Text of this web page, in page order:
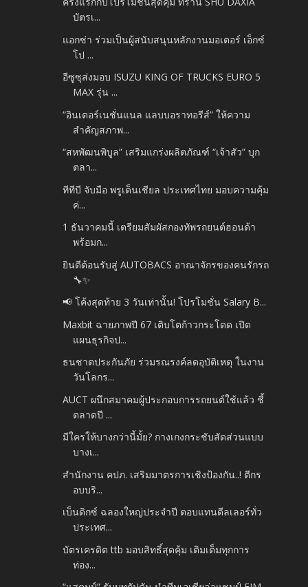
บัตรเ...
แอกซ่า ร่วมเป็นผู้สนับสนุนหลักงานมอเตอร์ เอ็กซ์
โป ...
อีซูซุส่งมอบ ISUZU KING OF TRUCKS EURO 5
MAX รุ่น ...
“อินเตอร์เนชั่นแนล แลบบอราทอรีส์” ให้ความ
สำคัญสภาพ...
“สหพัฒนพิบูล” เสริมแกร่งผลิตภัณฑ์ “เจ้าสัว” บุก
ตลา...
ทีทีบี จับมือ พรูเด็นเชียล ประเทศไทย มอบความคุ้ม
ค่...
1 ธันวาคมนี้ เตรียมสัมผัสกองทัพรถยนต์ฮอนด้า
พร้อมก...
ยินดีต้อนรับสู่ AUTOBACS อาณาจักรของคนรักรถ
🔧✨
📢 โค้งสุดท้าย 3 วันเท่านั้น! โปรโมชั่น Salary B...
Maxbit ฉายภาพปี 67 เติบโตก้าวกระโดด เปิด
แผนธุรกิจป...
ธนชาตประกันภัย ร่วมรณรงค์ลดอุบัติเหตุ ในงาน
วันโลกร...
AUCT ผนึกสมาคมผู้ประกอบการรถยนต์ใช้แล้ว ชี้
ตลาดปี ...
มีใครให้บางกว่านี้มั้ย? กางเกงกระชับสัดส่วนแบบ
บางเ...
สำนักงาน คปภ. เสริมมาตรการเชิงป้องกัน..! ตีกร
อบบริ...
เบ็นดิกซ์ ฉลองใหญ่ประจำปี ตอบแทนดีลเลอร์ทั่ว
ประเทศ...
บัตรเครดิต ttb มอบสิทธิ์สุดคุ้ม เติมเต็มทุกการ
ท่อง...